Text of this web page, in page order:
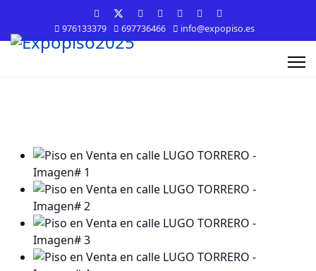
976133379 697736466 info@expopiso.es